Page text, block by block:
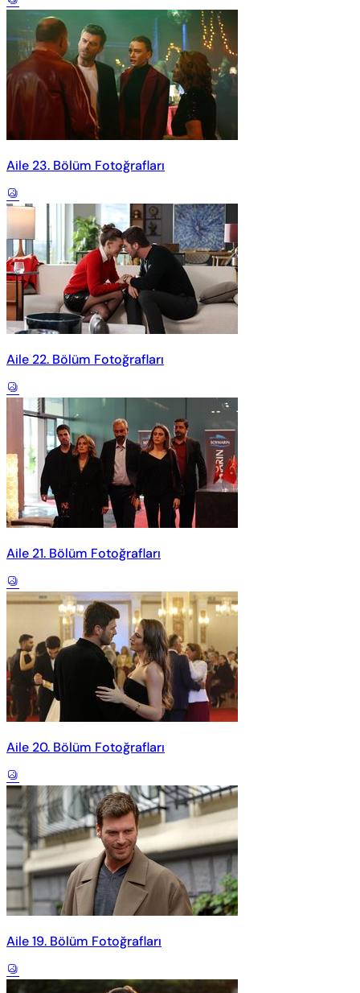
Aile 23. Bölüm Fotoğrafları
Aile 22. Bölüm Fotoğrafları
Aile 21. Bölüm Fotoğrafları
Aile 20. Bölüm Fotoğrafları
Aile 19. Bölüm Fotoğrafları